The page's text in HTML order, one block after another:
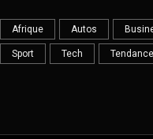
Afrique Autos
Sport Tech Tendance